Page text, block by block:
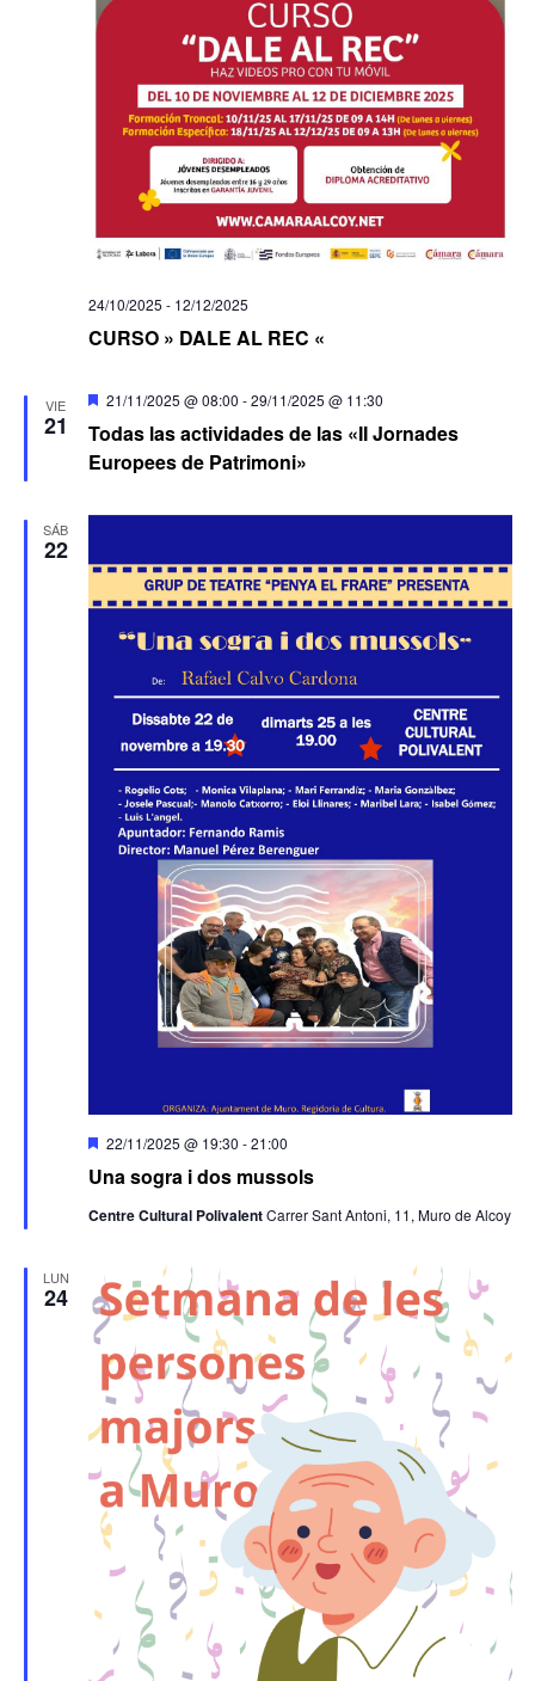
CURSO » DALE AL REC «
24/10/2025 - 12/12/2025
VIE
21
Todas las actividades de las «II Jornades
Europees de Patrimoni»
Destacado
21/11/2025 @ 08:00 -29/11/2025 @ 11:30
SÁB
22
Una sogra i dos mussols
Destacado
22/11/2025 @ 19:30 -21:00
Centre Cultural PolivalentCarrer Sant Antoni, 11, Muro de Alcoy
LUN
24